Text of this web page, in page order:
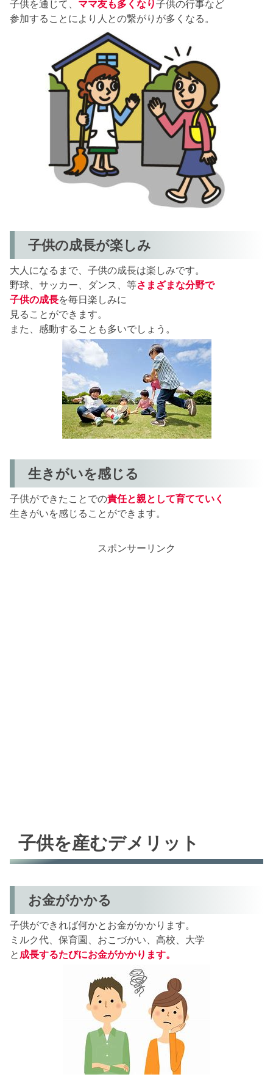
子供を通じて、 ママ友も多くなり子供の行事など
参加することにより人との繋がりが多くなる。
子供の成長が楽しみ
大人になるまで、子供の成長は楽しみです。
野球、サッカー、ダンス、等さまざまな分野で
子供の成長を毎日楽しみに
見ることができます。
また、感動することも多いでしょう。
生きがいを感じる
子供ができたことでの責任と親として育てていく
生きがいを感じることができます。
スポンサーリンク
子供を産むデメリット
お金がかかる
子供ができれば何かとお金がかかります。
ミルク代、保育園、おこづかい、高校、大学
と成長するたびにお金がかかります。